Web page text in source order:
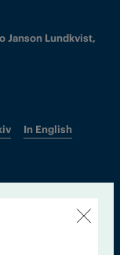
Janson Lundkvist,
In English